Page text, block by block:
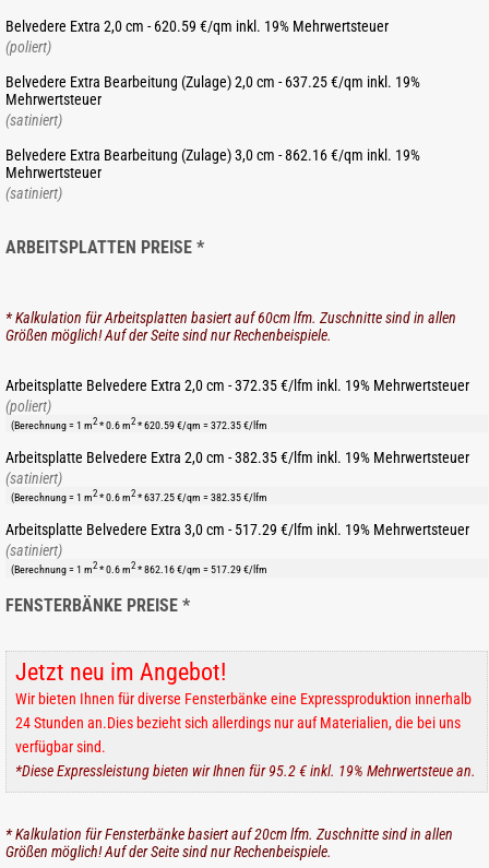
Belvedere Extra 2,0 cm - 620.59 €/qm inkl. 19% Mehrwertsteuer
(poliert)
Belvedere Extra Bearbeitung (Zulage) 2,0 cm - 637.25 €/qm inkl. 19%
Mehrwertsteuer
(satiniert)
Belvedere Extra Bearbeitung (Zulage) 3,0 cm - 862.16 €/qm inkl. 19%
Mehrwertsteuer
(satiniert)
ARBEITSPLATTEN PREISE *
* Kalkulation für Arbeitsplatten basiert auf 60cm lfm. Zuschnitte sind in allen
Größen möglich! Auf der Seite sind nur Rechenbeispiele.
Arbeitsplatte Belvedere Extra 2,0 cm - 372.35 €/lfm inkl. 19% Mehrwertsteuer
(poliert)
(Berechnung = 1 m2 * 0.6 m2 * 620.59 €/qm = 372.35 €/lfm
Arbeitsplatte Belvedere Extra 2,0 cm - 382.35 €/lfm inkl. 19% Mehrwertsteuer
(satiniert)
(Berechnung = 1 m2 * 0.6 m2 * 637.25 €/qm = 382.35 €/lfm
Arbeitsplatte Belvedere Extra 3,0 cm - 517.29 €/lfm inkl. 19% Mehrwertsteuer
(satiniert)
(Berechnung = 1 m2 * 0.6 m2 * 862.16 €/qm = 517.29 €/lfm
FENSTERBÄNKE PREISE *
Jetzt neu im Angebot!
Wir bieten Ihnen für diverse Fensterbänke eine Expressproduktion innerhalb
24 Stunden an.Dies bezieht sich allerdings nur auf Materialien, die bei uns
verfügbar sind.
*Diese Expressleistung bieten wir Ihnen für 95.2 € inkl. 19% Mehrwertsteue an.
* Kalkulation für Fensterbänke basiert auf 20cm lfm. Zuschnitte sind in allen
Größen möglich! Auf der Seite sind nur Rechenbeispiele.